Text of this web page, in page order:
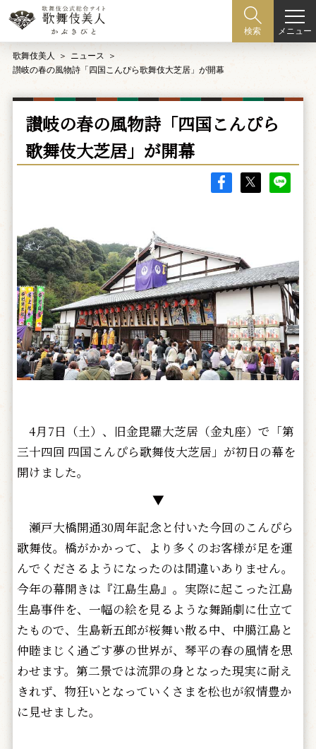
検索 メニュー
歌舞伎美人
ニュース
讃岐の春の風物詩「四国こんぴら歌舞伎大芝居」が開幕
讃岐の春の風物詩「四国こんぴら
歌舞伎大芝居」が開幕
4月7日（土）、旧金毘羅大芝居（金丸座）で「第
三十四回 四国こんぴら歌舞伎大芝居」が初日の幕を
開けました。
▼
瀬戸大橋開通30周年記念と付いた今回のこんぴら
歌舞伎。橋がかかって、より多くのお客様が足を運
んでくださるようになったのは間違いありません。
今年の幕開きは『江島生島』。実際に起こった江島
生島事件を、一幅の絵を見るような舞踊劇に仕立て
たもので、生島新五郎が桜舞い散る中、中臈江島と
仲睦まじく過ごす夢の世界が、琴平の春の風情を思
わせます。第二景では流罪の身となった現実に耐え
きれず、物狂いとなっていくさまを松也が叙情豊か
に見せました。